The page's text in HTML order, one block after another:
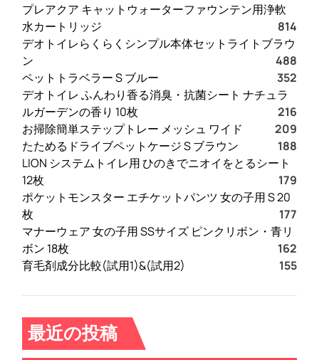
プレアクア キャットウォーターファウンテン用浄軟
水カートリッジ
814
デオトイレらくらくシンプル本体セットライトブラウ
ン
488
ペットトラベラー S ブルー
352
デオトイレ ふんわり香る消臭・抗菌シート ナチュラ
ルガーデンの香り 10枚
216
お掃除簡単ステップトレー メッシュ ワイド
209
たためるドライブペットケージ S ブラウン
188
LION システムトイレ用 ひのきでニオイをとるシート
12枚
179
ポケットモンスター エチケットパンツ 女の子用 S 20
枚
177
マナーウェア 女の子用 SSサイズ ピンクリボン・青リ
ボン 18枚
162
育毛剤成分比較(試用1)&(試用2)
155
最近の投稿